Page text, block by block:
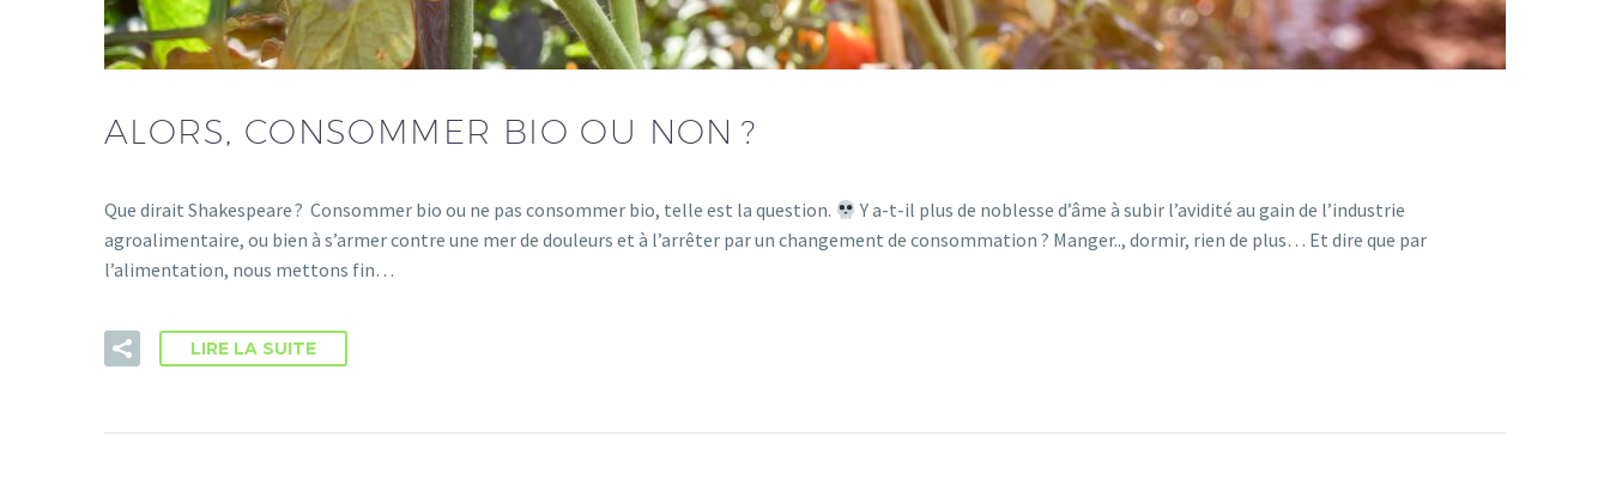
ALORS, CONSOMMER BIO OU NON ?
Que dirait Shakespeare ? Consommer bio ou ne pas consommer bio, telle est la question.
Y a-t-il plus de noblesse d’âme à subir l’avidité au gain de l’industrie
agroalimentaire, ou bien à s’armer contre une mer de douleurs et à l’arrêter par un changement de consommation ? Manger.., dormir, rien de plus… Et dire que par
l’alimentation, nous mettons fin…
LIRE LA SUITE